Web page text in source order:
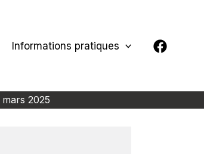
Informations pratiques
2025